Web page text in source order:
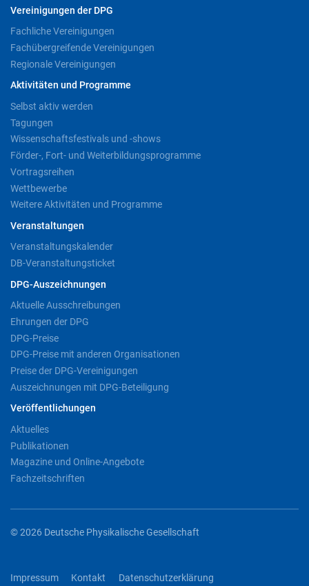
Vereinigungen der DPG
Fachliche Vereinigungen
Fachübergreifende Vereinigungen
Regionale Vereinigungen
Aktivitäten und Programme
Selbst aktiv werden
Tagungen
Wissenschaftsfestivals und -shows
Förder-, Fort- und Weiterbildungsprogramme
Vortragsreihen
Wettbewerbe
Weitere Aktivitäten und Programme
Veranstaltungen
Veranstaltungskalender
DB-Veranstaltungsticket
DPG-Auszeichnungen
Aktuelle Ausschreibungen
Ehrungen der DPG
DPG-Preise
DPG-Preise mit anderen Organisationen
Preise der DPG-Vereinigungen
Auszeichnungen mit DPG-Beteiligung
Veröffentlichungen
Aktuelles
Publikationen
Magazine und Online-Angebote
Fachzeitschriften
© 2026 Deutsche Physikalische Gesellschaft
Impressum Kontakt Datenschutzerklärung